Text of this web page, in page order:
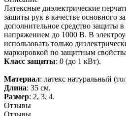
Латексные диэлектрические
защиты рук в качестве основного
дополнительное средство защиты в
напряжением до 1000 В. В
использовать только
маркировкой по защитным
Класс защиты: 0 (до 1 кВт).
Материал: латекс натуральный
Длина: 35 см.
Размер: 2, 3, 4.
Отзывы
Отзывы